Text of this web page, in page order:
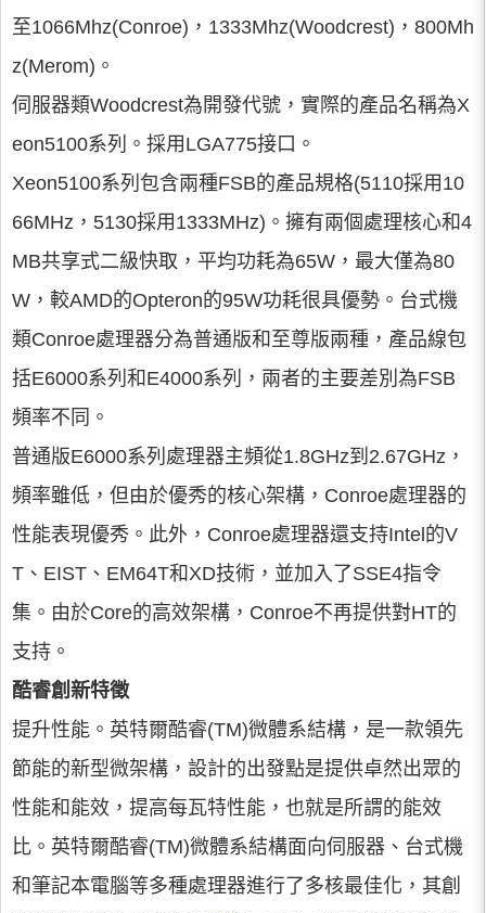
至1066Mhz(Conroe)，1333Mhz(Woodcrest)，800Mh
z(Merom)。
伺服器類Woodcrest為開發代號，實際的產品名稱為X
eon5100系列。採用LGA775接口。
Xeon5100系列包含兩種FSB的產品規格(5110採用10
66MHz，5130採用1333MHz)。擁有兩個處理核心和4
MB共享式二級快取，平均功耗為65W，最大僅為80
W，較AMD的Opteron的95W功耗很具優勢。台式機
類Conroe處理器分為普通版和至尊版兩種，產品線包
括E6000系列和E4000系列，兩者的主要差別為FSB
頻率不同。
普通版E6000系列處理器主頻從1.8GHz到2.67GHz，
頻率雖低，但由於優秀的核心架構，Conroe處理器的
性能表現優秀。此外，Conroe處理器還支持Intel的V
T、EIST、EM64T和XD技術，並加入了SSE4指令
集。由於Core的高效架構，Conroe不再提供對HT的
支持。
酷睿創新特徵
提升性能。英特爾酷睿(TM)微體系結構，是一款領先
節能的新型微架構，設計的出發點是提供卓然出眾的
性能和能效，提高每瓦特性能，也就是所謂的能效
比。英特爾酷睿(TM)微體系結構面向伺服器、台式機
和筆記本電腦等多種處理器進行了多核最佳化，其創